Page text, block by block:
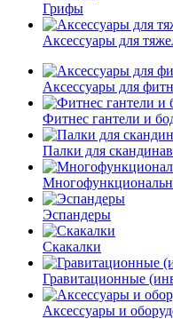
Грифы
Аксессуары для
Аксессуары для
Фитнес гантели и
Палки для
Эспандеры
Скакалки
Гравитационные
Аксессуары и